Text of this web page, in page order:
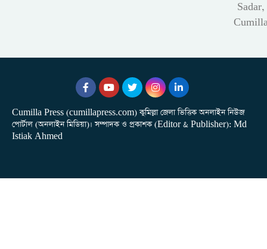
Sadar,
Cumilla Press (cumillapress.com) কুমিল্লা জেলা ভিত্তিক অনলাইন নিউজ
পোর্টাল (অনলাইন মিডিয়া)। সম্পাদক ও প্রকাশক (Editor & Publisher): Md
Istiak Ahmed